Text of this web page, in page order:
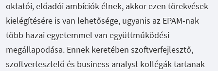
oktatói, előadói ambíciók élnek, akkor ezen törekvések
kielégítésére is van lehetősége, ugyanis az EPAM-nak
több hazai egyetemmel van együttműködési
megállapodása. Ennek keretében szoftverfejlesztő,
szoftvertesztelő és business analyst kollégák tartanak